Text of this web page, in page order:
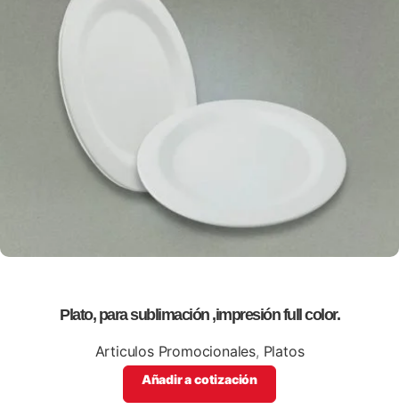
Plato, para sublimación ,impresión full color.
Articulos Promocionales, Platos
Añadir a cotización